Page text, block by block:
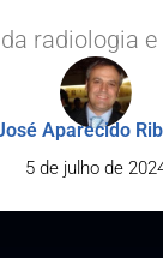
radiologia
Aparecido
5 de julho de